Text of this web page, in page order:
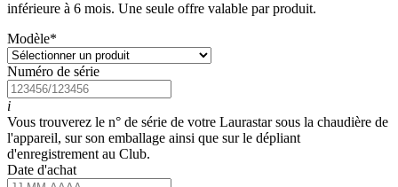
inférieure à 6 mois. Une seule offre valable par produit.
Modèle*
Numéro de série
i
Vous trouverez le n° de série de votre Laurastar sous la chaudière de
l'appareil, sur son emballage ainsi que sur le dépliant
d'enregistrement au Club.
Date d'achat